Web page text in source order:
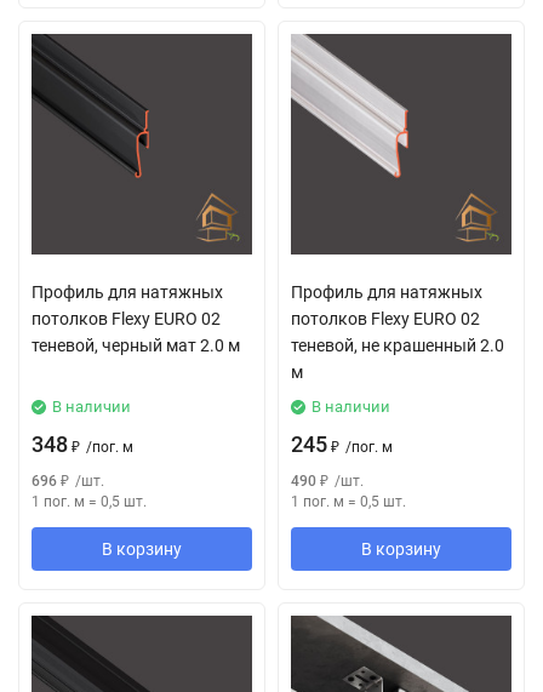
Профиль для натяжных
потолков Flexy EURO 02
теневой, черный мат 2.0 м
В наличии
348 ₽ /пог. м
696 ₽ /шт.
1 пог. м = 0,5 шт.
В корзину
Профиль для натяжных
потолков Flexy EURO 02
теневой, не крашенный 2.0
м
В наличии
245 ₽ /пог. м
490 ₽ /шт.
1 пог. м = 0,5 шт.
В корзину